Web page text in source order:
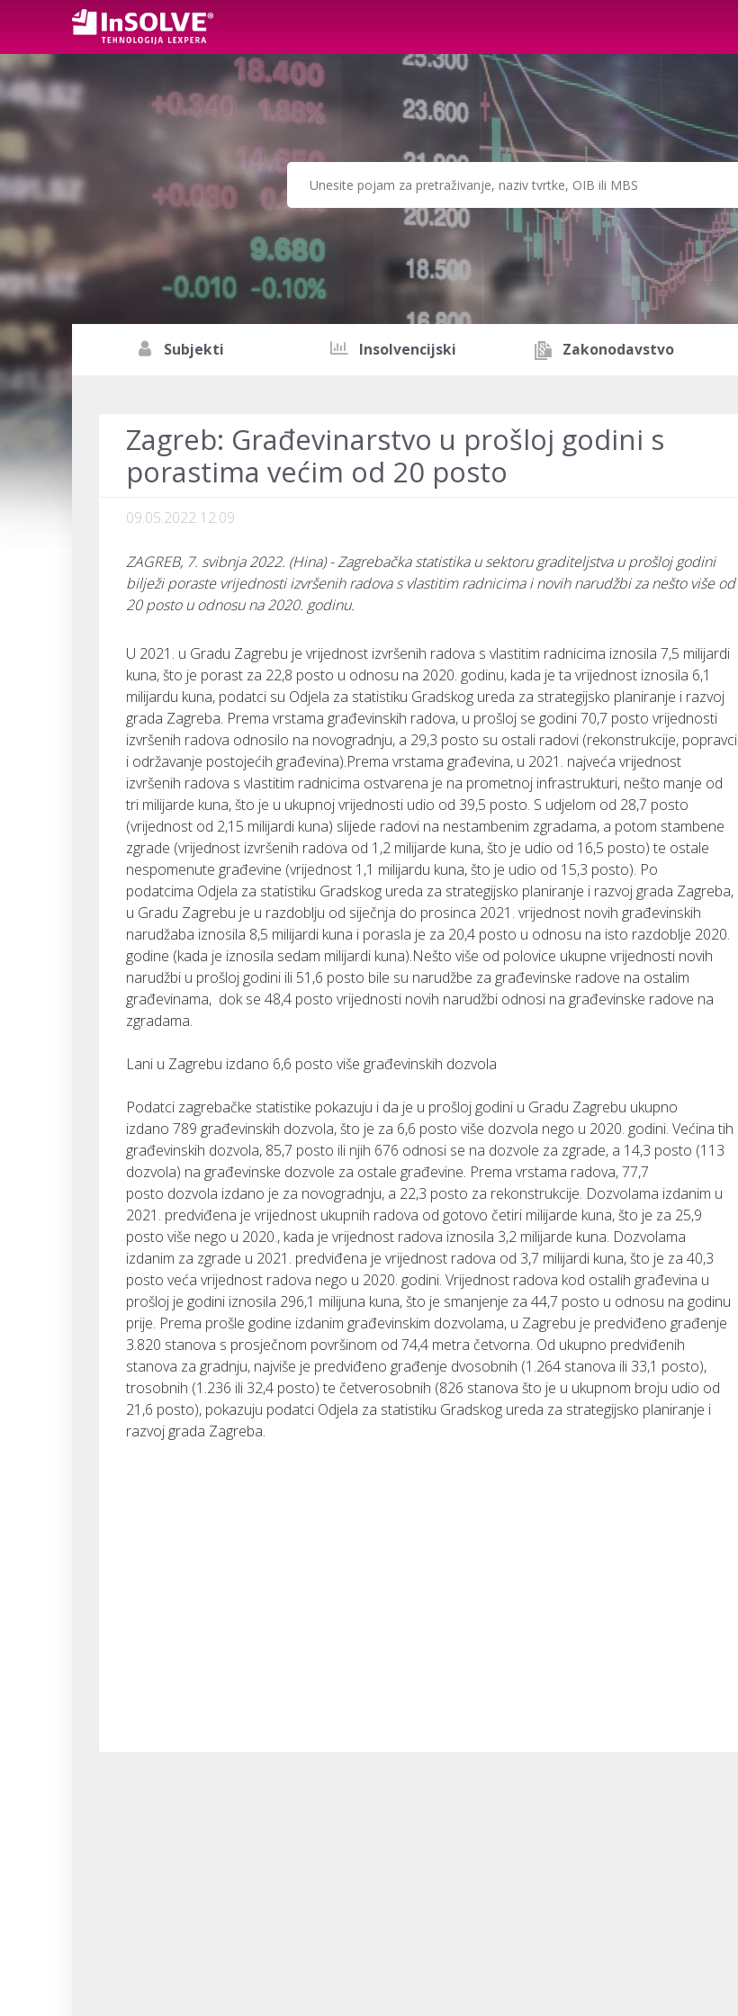
Subjekti Insolvencijski Zakonodavstvo
Zagreb: Građevinarstvo u prošloj godini s
porastima većim od 20 posto
09.05.2022 12:09
ZAGREB, 7. svibnja 2022. (Hina) - Zagrebačka statistika u sektoru graditeljstva u prošloj godini
bilježi poraste vrijednosti izvršenih radova s vlastitim radnicima i novih narudžbi za nešto više od
20 posto u odnosu na 2020. godinu.
U 2021. u Gradu Zagrebu je vrijednost izvršenih radova s vlastitim radnicima iznosila 7,5 milijardi
kuna, što je porast za 22,8 posto u odnosu na 2020. godinu, kada je ta vrijednost iznosila 6,1
milijardu kuna, podatci su Odjela za statistiku Gradskog ureda za strategijsko planiranje i razvoj
grada Zagreba. Prema vrstama građevinskih radova, u prošloj se godini 70,7 posto vrijednosti
izvršenih radova odnosilo na novogradnju, a 29,3 posto su ostali radovi (rekonstrukcije, popravci
i održavanje postojećih građevina).Prema vrstama građevina, u 2021. najveća vrijednost
izvršenih radova s vlastitim radnicima ostvarena je na prometnoj infrastrukturi, nešto manje od
tri milijarde kuna, što je u ukupnoj vrijednosti udio od 39,5 posto. S udjelom od 28,7 posto
(vrijednost od 2,15 milijardi kuna) slijede radovi na nestambenim zgradama, a potom stambene
zgrade (vrijednost izvršenih radova od 1,2 milijarde kuna, što je udio od 16,5 posto) te ostale
nespomenute građevine (vrijednost 1,1 milijardu kuna, što je udio od 15,3 posto). Po
podatcima Odjela za statistiku Gradskog ureda za strategijsko planiranje i razvoj grada Zagreba,
u Gradu Zagrebu je u razdoblju od siječnja do prosinca 2021. vrijednost novih građevinskih
narudžaba iznosila 8,5 milijardi kuna i porasla je za 20,4 posto u odnosu na isto razdoblje 2020.
godine (kada je iznosila sedam milijardi kuna).Nešto više od polovice ukupne vrijednosti novih
narudžbi u prošloj godini ili 51,6 posto bile su narudžbe za građevinske radove na ostalim
građevinama, dok se 48,4 posto vrijednosti novih narudžbi odnosi na građevinske radove na
zgradama.
Lani u Zagrebu izdano 6,6 posto više građevinskih dozvola
Podatci zagrebačke statistike pokazuju i da je u prošloj godini u Gradu Zagrebu ukupno
izdano 789 građevinskih dozvola, što je za 6,6 posto više dozvola nego u 2020. godini. Većina tih
građevinskih dozvola, 85,7 posto ili njih 676 odnosi se na dozvole za zgrade, a 14,3 posto (113
dozvola) na građevinske dozvole za ostale građevine. Prema vrstama radova, 77,7
posto dozvola izdano je za novogradnju, a 22,3 posto za rekonstrukcije. Dozvolama izdanim u
2021. predviđena je vrijednost ukupnih radova od gotovo četiri milijarde kuna, što je za 25,9
posto više nego u 2020., kada je vrijednost radova iznosila 3,2 milijarde kuna. Dozvolama
izdanim za zgrade u 2021. predviđena je vrijednost radova od 3,7 milijardi kuna, što je za 40,3
posto veća vrijednost radova nego u 2020. godini. Vrijednost radova kod ostalih građevina u
prošloj je godini iznosila 296,1 milijuna kuna, što je smanjenje za 44,7 posto u odnosu na godinu
prije. Prema prošle godine izdanim građevinskim dozvolama, u Zagrebu je predviđeno građenje
3.820 stanova s prosječnom površinom od 74,4 metra četvorna. Od ukupno predviđenih
stanova za gradnju, najviše je predviđeno građenje dvosobnih (1.264 stanova ili 33,1 posto),
trosobnih (1.236 ili 32,4 posto) te četverosobnih (826 stanova što je u ukupnom broju udio od
21,6 posto), pokazuju podatci Odjela za statistiku Gradskog ureda za strategijsko planiranje i
razvoj grada Zagreba.